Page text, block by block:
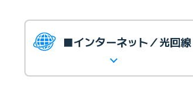
■インターネット／光回線